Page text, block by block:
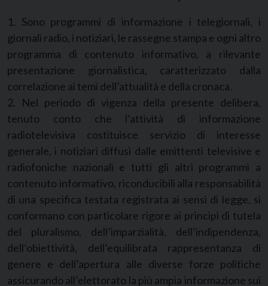
1. Sono programmi di informazione i telegiornali, i
giornali radio, i notiziari, le rassegne stampa e ogni altro
programma di contenuto informativo, a rilevante
presentazione giornalistica, caratterizzato dalla
correlazione ai temi dell’attualità e della cronaca.
2. Nel periodo di vigenza della presente delibera,
tenuto conto che l’attività di informazione
radiotelevisiva costituisce servizio di interesse
generale, i notiziari diffusi dalle emittenti televisive e
radiofoniche nazionali e tutti gli altri programmi a
contenuto informativo, riconducibili alla responsabilità
di una specifica testata registrata ai sensi di legge, si
conformano con particolare rigore ai principi di tutela
del pluralismo, dell’imparzialità, dell’indipendenza,
dell’obiettività, dell’equilibrata rappresentanza di
genere e dell’apertura alle diverse forze politiche
assicurando all’elettorato la più ampia informazione sui